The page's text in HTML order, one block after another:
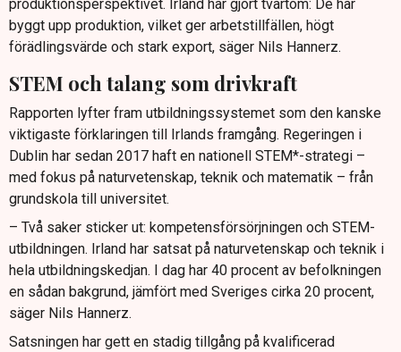
produktionsperspektivet. Irland har gjort tvärtom: De har
byggt upp produktion, vilket ger arbetstillfällen, högt
förädlingsvärde och stark export, säger Nils Hannerz.
STEM och talang som drivkraft
Rapporten lyfter fram utbildningssystemet som den kanske
viktigaste förklaringen till Irlands framgång. Regeringen i
Dublin har sedan 2017 haft en nationell STEM*-strategi –
med fokus på naturvetenskap, teknik och matematik – från
grundskola till universitet.
– Två saker sticker ut: kompetensförsörjningen och STEM-
utbildningen. Irland har satsat på naturvetenskap och teknik i
hela utbildningskedjan. I dag har 40 procent av befolkningen
en sådan bakgrund, jämfört med Sveriges cirka 20 procent,
säger Nils Hannerz.
Satsningen har gett en stadig tillgång på kvalificerad